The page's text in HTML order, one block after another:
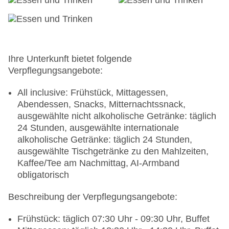
Ihre Unterkunft bietet folgende
Verpflegungsangebote:
All inclusive: Frühstück, Mittagessen,
Abendessen, Snacks, Mitternachtssnack,
ausgewählte nicht alkoholische Getränke: täglich
24 Stunden, ausgewählte internationale
alkoholische Getränke: täglich 24 Stunden,
ausgewählte Tischgetränke zu den Mahlzeiten,
Kaffee/Tee am Nachmittag, AI-Armband
obligatorisch
Beschreibung der Verpflegungsangebote:
Frühstück: täglich 07:30 Uhr - 09:30 Uhr, Buffet